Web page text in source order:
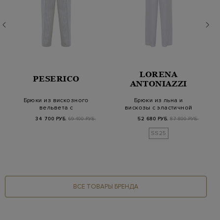
PESERICO
Брюки из вискозного
вельвета с
мерцающей нитью
ламе
34 700 РУБ. 69 400 РУБ.
LORENA
ANTONIAZZI
Брюки из льна и
вискозы с эластичной
вставкой на поясе
52 680 РУБ. 87 800 РУБ.
SS25
ВСЕ ТОВАРЫ БРЕНДА